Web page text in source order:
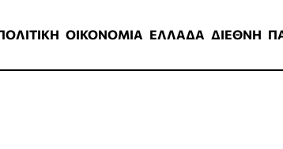
ΟΙΚΟΝΟΜΙΑ ΕΛΛΑΔΑ ΔΙΕΘΝΗ